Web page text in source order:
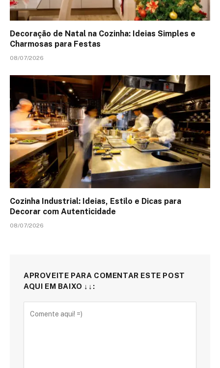
Decoração de Natal na Cozinha: Ideias Simples e
Charmosas para Festas
08/07/2026
Cozinha Industrial: Ideias, Estilo e Dicas para
Decorar com Autenticidade
08/07/2026
APROVEITE PARA COMENTAR ESTE POST
AQUI EM BAIXO ↓↓: